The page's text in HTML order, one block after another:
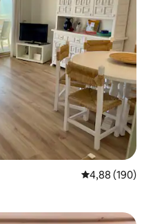
4,88 de uma
4,88 (190)